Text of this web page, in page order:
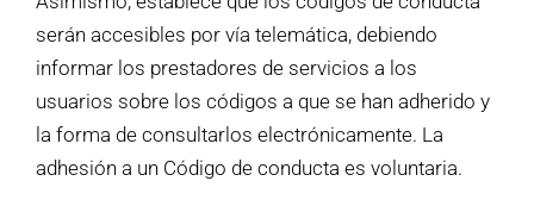
serán accesibles por vía telemática, debiendo
informar los prestadores de servicios a los
usuarios sobre los códigos a que se han adherido y
la forma de consultarlos electrónicamente. La
adhesión a un Código de conducta es voluntaria.